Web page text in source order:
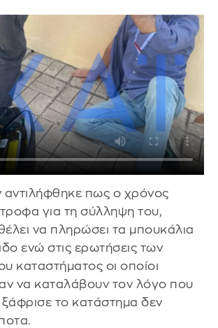
αντιλήφθηκε πως ο χρόνος
για τη σύλληψη του,
να πληρώσει τα μπουκάλια
ενώ στις ερωτήσεις των
καταστήματος οι οποίοι
να καταλάβουν τον λόγο που
ξάφρισε το κατάστημα δεν